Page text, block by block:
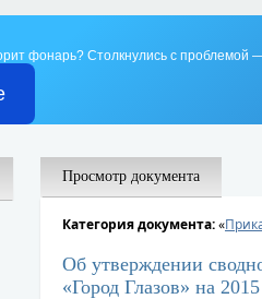
фонарь? Столкнулись с проблемой
Просмотр документа
Категория документа:«
Об утверждении
«Город Глазов» на